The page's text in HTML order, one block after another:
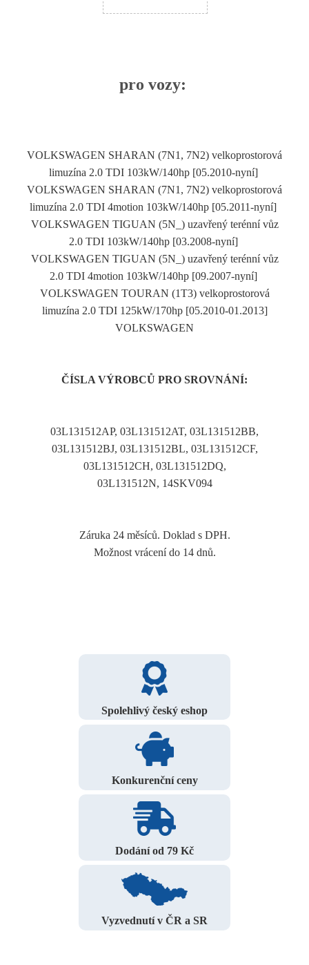
pro vozy:
VOLKSWAGEN SHARAN (7N1, 7N2) velkoprostorová
limuzína 2.0 TDI 103kW/140hp [05.2010-nyní]
VOLKSWAGEN SHARAN (7N1, 7N2) velkoprostorová
limuzína 2.0 TDI 4motion 103kW/140hp [05.2011-nyní]
VOLKSWAGEN TIGUAN (5N_) uzavřený terénní vůz
2.0 TDI 103kW/140hp [03.2008-nyní]
VOLKSWAGEN TIGUAN (5N_) uzavřený terénní vůz
2.0 TDI 4motion 103kW/140hp [09.2007-nyní]
VOLKSWAGEN TOURAN (1T3) velkoprostorová
limuzína 2.0 TDI 125kW/170hp [05.2010-01.2013]
VOLKSWAGEN
ČÍSLA VÝROBCŮ PRO SROVNÁNÍ:
03L131512AP, 03L131512AT, 03L131512BB,
03L131512BJ, 03L131512BL, 03L131512CF,
03L131512CH, 03L131512DQ,
03L131512N, 14SKV094
Záruka 24 měsíců. Doklad s DPH.
Možnost vrácení do 14 dnů.
Spolehlivý český eshop
Konkurenční ceny
Dodání od 79 Kč
Vyzvednutí v ČR a SR